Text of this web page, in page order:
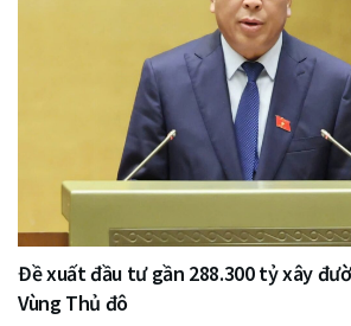
Đề xuất đầu tư gần 288.300 tỷ xây
Vùng Thủ đô